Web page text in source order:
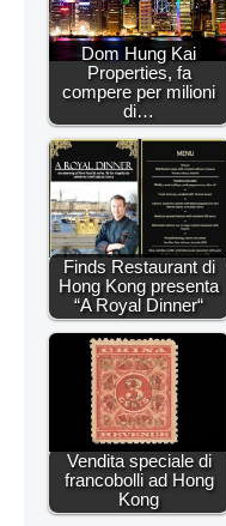
Dom Hung Kai
Properties, fa
compere per milioni
di…
Finds Restaurant di
Hong Kong presenta
“A Royal Dinner“
Vendita speciale di
francobolli ad Hong
Kong